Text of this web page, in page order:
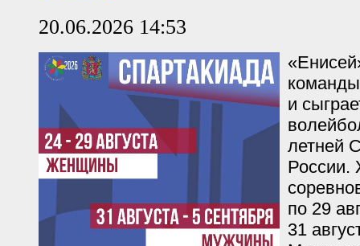
20.06.2026 14:53
«Енисей
команды
и
летней
России.
по 29
31